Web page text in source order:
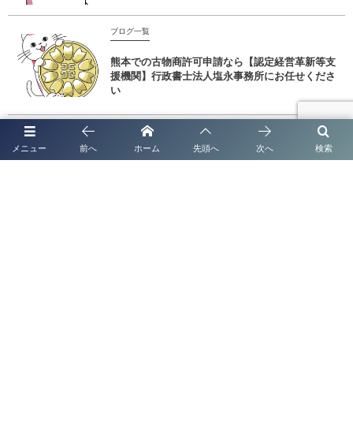
ブログ一覧
熊本での古物商許可申請なら【認定経営革新等支
援機関】行政書士法人塩永事務所にお任せくださ
い
ブログ一覧
熊本で法人化・会社設立なら｜補助金・創業融
メニュー 検索
前へ ホーム 先頭へ 次へ